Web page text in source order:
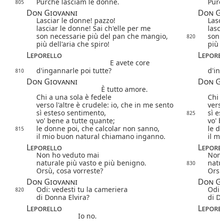
805
Don Giovanni Don
Lasciar le donne! pazzo!
lasciar le donne! Sai ch'elle per me
son necessarie più del pan che mangio,
820
più dell'aria che spiro!
più
Leporello
E avete core
810 d'ingannarle poi tutte?
Don Giovanni Don
È tutto amore.
Chi a una sola è fedele
verso l'altre è crudele: io, che in me sento
sì esteso sentimento,
825
sì
vo' bene a tutte quante;
vo'
815 le donne poi, che calcolar non sanno,
le
il mio buon natural chiamano inganno.
il
Leporello
Non ho veduto mai
naturale più vasto e più benigno.
830
Orsù, cosa vorreste?
Don Giovanni Don
820 Odi: vedesti tu la cameriera
di Donna Elvira?
di
Leporello
Io no.